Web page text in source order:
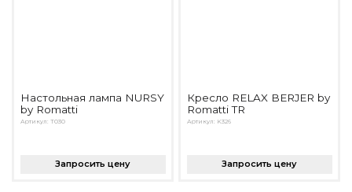
Настольная лампа NURSY
by Romatti
Артикул: T030
Запросить цену
Кресло RELAX BERJER by
Romatti TR
Артикул: K326
Запросить цену